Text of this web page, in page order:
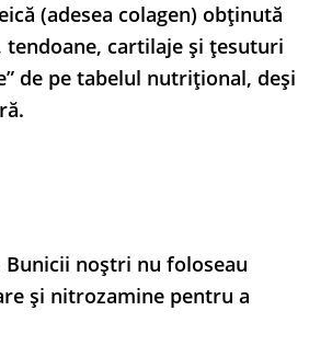
(adesea colagen) obținută
cartilaje și țesuturi
de pe tabelul nutrițional, deși
Bunicii noștri nu foloseau
și nitrozamine pentru a